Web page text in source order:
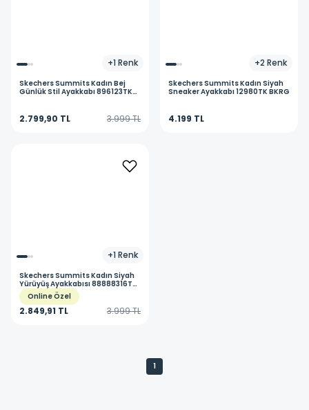
+1 Renk
SkechersSummits Kadın Bej
Günlük Stil Ayakkabı 896123TK
2.799,90 TL 3.999 TL
+2 Renk
SkechersSummits Kadın Siyah
Sneaker Ayakkabı 12980TK BKRG
4.199 TL
+1 Renk
SkechersSummits Kadın Siyah
Yürüyüş Ayakkabısı 88888316TK
BKRG
Online Özel
2.849,91 TL 3.999 TL
1